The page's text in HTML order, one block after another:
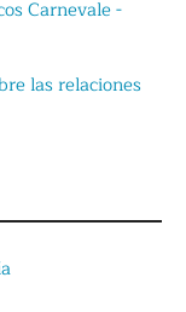
Carnevale -
las relaciones